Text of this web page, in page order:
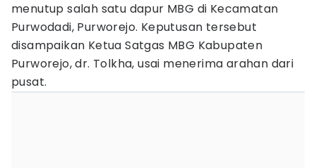
menutup salah satu dapur MBG di Kecamatan
Purwodadi, Purworejo. Keputusan tersebut
disampaikan Ketua Satgas MBG Kabupaten
Purworejo, dr. Tolkha, usai menerima arahan dari
pusat.